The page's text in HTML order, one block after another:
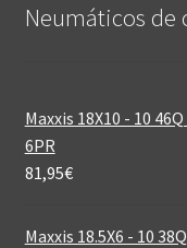
Neumáticos de
Maxxis 18X10 - 10
6PR
81,95€
Maxxis 18.5X6 - 10